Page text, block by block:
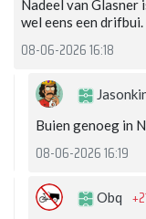
Nadeel van
wel eens een drifbui.
08-06-2026 16:18
Buien genoeg in
08-06-2026 16:19
Obq